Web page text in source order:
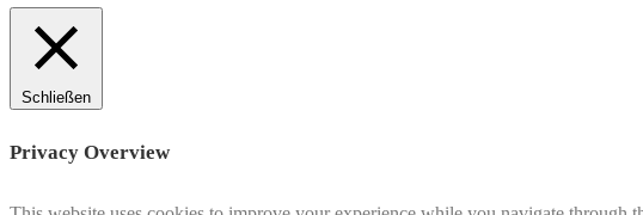
Schließen
Privacy Overview